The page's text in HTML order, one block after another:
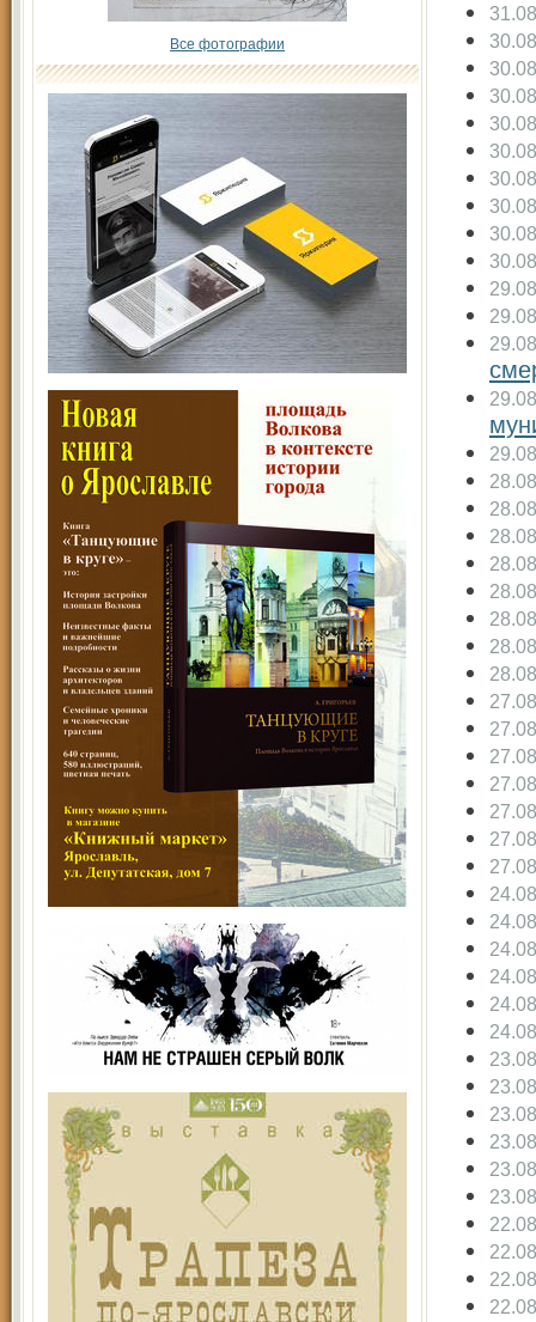
Все фотографии